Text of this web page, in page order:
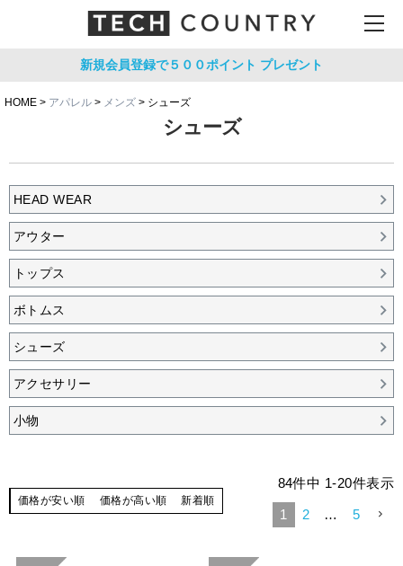
新規会員登録で５００ポイント プレゼント
HOME アパレル メンズ シューズ
シューズ
HEAD WEAR
アウター
トップス
ボトムス
シューズ
アクセサリー
小物
価格が安い順 価格が高い順 新着順
84件中 1-20件表示
1 2 … 5